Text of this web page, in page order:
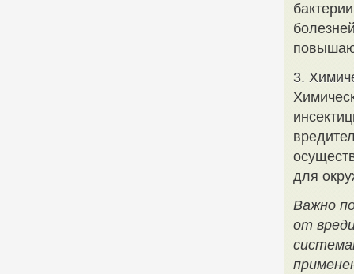
3.
для
Важно
от